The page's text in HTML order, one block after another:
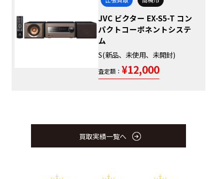
JVC ビクター EX-S5-T コン
パクトコーポネントシステ
ム
S(新品、未使用、未開封)
査定額： ¥12,000
買取実績一覧へ